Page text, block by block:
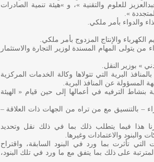
للعلوم والتقنية »، و »هيئة تنمية الصادرات
».
والدواء بأمر ملكي.
والإنتاج المزدوج بأمر ملكي.
يتولى المهام المسندة لوزير التجارة والاستثمار
» بوزير النقل.
البرية التي تتولاها وكالة الخدمات المركزية
المسؤولة عن المنافذ البرية.
بنشاط الترفيه في أعمالها إلى حين قيام « الهيئة
– بالتنسيق مع من تراه من الجهات ذات العلاقة –
هذا فيما يتطلب ذلك بما في ذلك نقل وتحديد
والبنود والاعتمادات وغيرها.
التي تأثرت بما ورد في البنود السابقة، واقتراح
على ذلك بما يتفق مع ما ورد في تلك البنود،